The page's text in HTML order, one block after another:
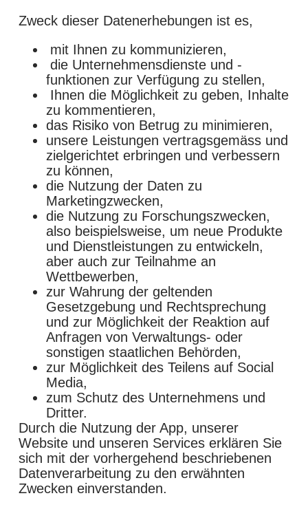
Zweck dieser Datenerhebungen ist es,
mit Ihnen zu kommunizieren,
die Unternehmensdienste und -
funktionen zur Verfügung zu stellen,
Ihnen die Möglichkeit zu geben, Inhalte
zu kommentieren,
das Risiko von Betrug zu minimieren,
unsere Leistungen vertragsgemäss und
zielgerichtet erbringen und verbessern
zu können,
die Nutzung der Daten zu
Marketingzwecken,
die Nutzung zu Forschungszwecken,
also beispielsweise, um neue Produkte
und Dienstleistungen zu entwickeln,
aber auch zur Teilnahme an
Wettbewerben,
zur Wahrung der geltenden
Gesetzgebung und Rechtsprechung
und zur Möglichkeit der Reaktion auf
Anfragen von Verwaltungs- oder
sonstigen staatlichen Behörden,
zur Möglichkeit des Teilens auf Social
Media,
zum Schutz des Unternehmens und
Dritter.
Durch die Nutzung der App, unserer
Website und unseren Services erklären Sie
sich mit der vorhergehend beschriebenen
Datenverarbeitung zu den erwähnten
Zwecken einverstanden.